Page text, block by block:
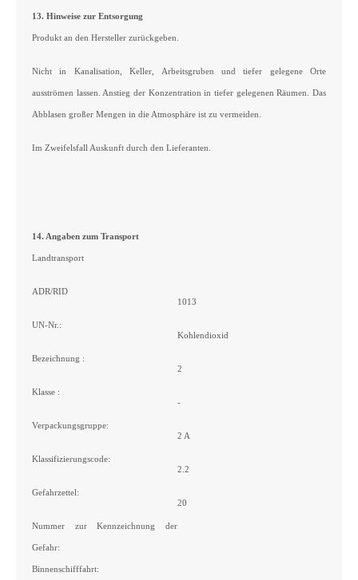
13. Hinweise zur Entsorgung
Produkt an den Hersteller zurückgeben.
Nicht in Kanalisation, Keller, Arbeitsgruben und tiefer gelegene Orte
ausströmen lassen. Anstieg der Konzentration in tiefer gelegenen Räumen. Das
Abblasen großer Mengen in die Atmosphäre ist zu vermeiden.
Im Zweifelsfall Auskunft durch den Lieferanten.
14. Angaben zum Transport
Landtransport
ADR/RID
UN-Nr.:
Bezeichnung :
Klasse :
Verpackungsgruppe:
Klassifizierungscode:
Gefahrzettel:
Nummer zur Kennzeichnung der
Gefahr:
1013
Kohlendioxid
2
-
2 A
2.2
20
Binnenschifffahrt: